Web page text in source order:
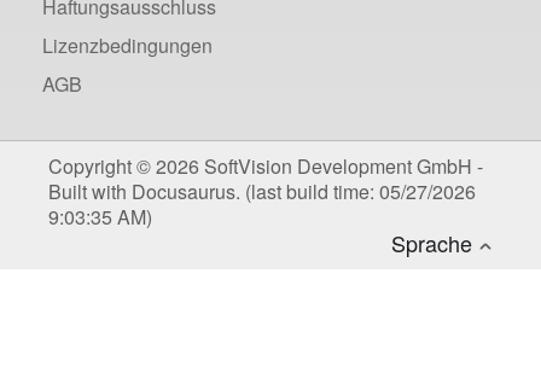
Haftungsausschluss
Lizenzbedingungen
AGB
Copyright © 2026 SoftVision Development GmbH -
Built with Docusaurus. (last build time: 05/27/2026
9:03:35 AM)
Deutsch
Sprache